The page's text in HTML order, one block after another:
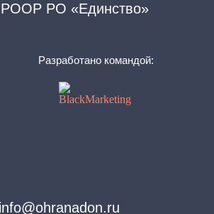
Разработано командой:
РО «Единство»
info@ohranadon.ru